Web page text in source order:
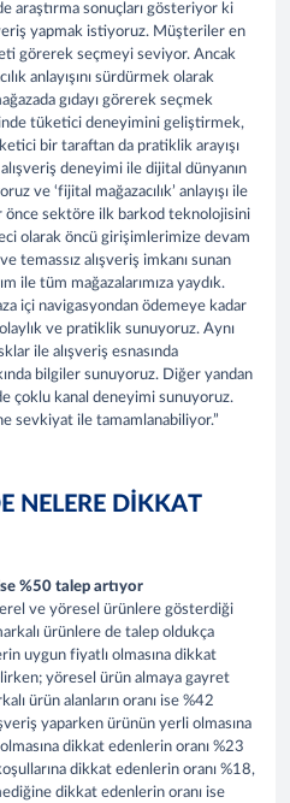
araştırma sonuçları gösteriyor ki
yapmak istiyoruz. Müşteriler en
görerek seçmeyi seviyor. Ancak
anlayışını sürdürmek olarak
gıdayı görerek seçmek
tüketici deneyimini geliştirmek,
bir taraftan da pratiklik arayışı
deneyimi ile dijital dünyanın
ve ‘fijital mağazacılık’ anlayışı ile
önce sektöre ilk barkod teknolojisini
olarak öncü girişimlerimize devam
temassız alışveriş imkanı sunan
ile tüm mağazalarımıza yaydık.
içi navigasyondan ödemeye kadar
ve pratiklik sunuyoruz. Aynı
ile alışveriş esnasında
bilgiler sunuyoruz. Diğer yandan
çoklu kanal deneyimi sunuyoruz.
sevkiyat ile tamamlanabiliyor.”
NELERE DİKKAT
%50 talep artıyor
ve yöresel ürünlere gösterdiği
ürünlere de talep oldukça
uygun fiyatlı olmasına dikkat
yöresel ürün almaya gayret
ürün alanların oranı ise %42
yaparken ürünün yerli olmasına
dikkat edenlerin oranı %23
dikkat edenlerin oranı %18,
dikkat edenlerin oranı ise